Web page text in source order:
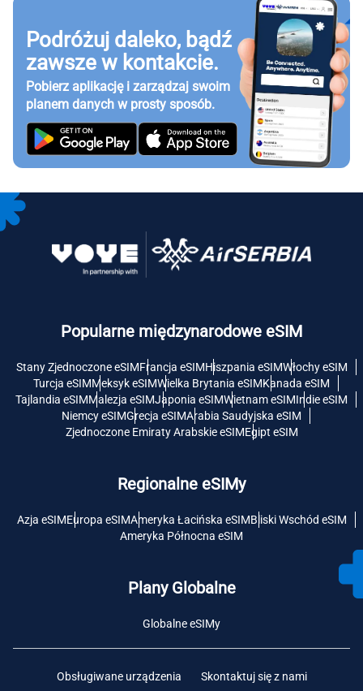
Podróżuj daleko, bądź
zawsze w kontakcie.
Pobierz aplikację i zarządzaj swoim
planem danych w prosty sposób.
Popularne międzynarodowe eSIM
Stany Zjednoczone eSIMFrancja eSIMHiszpania eSIMWłochy eSIM
Turcja eSIMMeksyk eSIMWielka Brytania eSIMKanada eSIM
Tajlandia eSIMMalezja eSIMJaponia eSIMWietnam eSIMIndie eSIM
Niemcy eSIMGrecja eSIMArabia Saudyjska eSIM
Zjednoczone Emiraty Arabskie eSIMEgipt eSIM
Regionalne eSIMy
Azja eSIMEuropa eSIMAmeryka Łacińska eSIMBliski Wschód eSIM
Ameryka Północna eSIM
Plany Globalne
Globalne eSIMy
Obsługiwane urządzenia Skontaktuj się z nami